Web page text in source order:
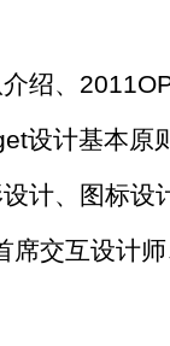
绍、
设计基本原
计、图标设
席交互设计